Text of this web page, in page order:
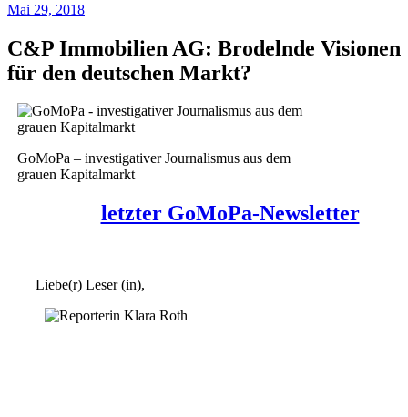
Mai 29, 2018
C&P Immobilien AG: Brodelnde Visionen
für den deutschen Markt?
GoMoPa – investigativer Journalismus aus dem
grauen Kapitalmarkt
letzter GoMoPa-Newsletter
Liebe(r) Leser (in),